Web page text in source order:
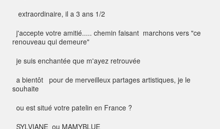
extraordinaire, il a 3 ans 1/2
j'accepte votre amitié..... chemin faisant marchons vers "ce
renouveau qui demeure"
je suis enchantée que m'ayez retrouvée
a bientôt pour de merveilleux partages artistiques, je le
souhaite
ou est situé votre patelin en France ?
SYLVIANE ou MAMYBLUE